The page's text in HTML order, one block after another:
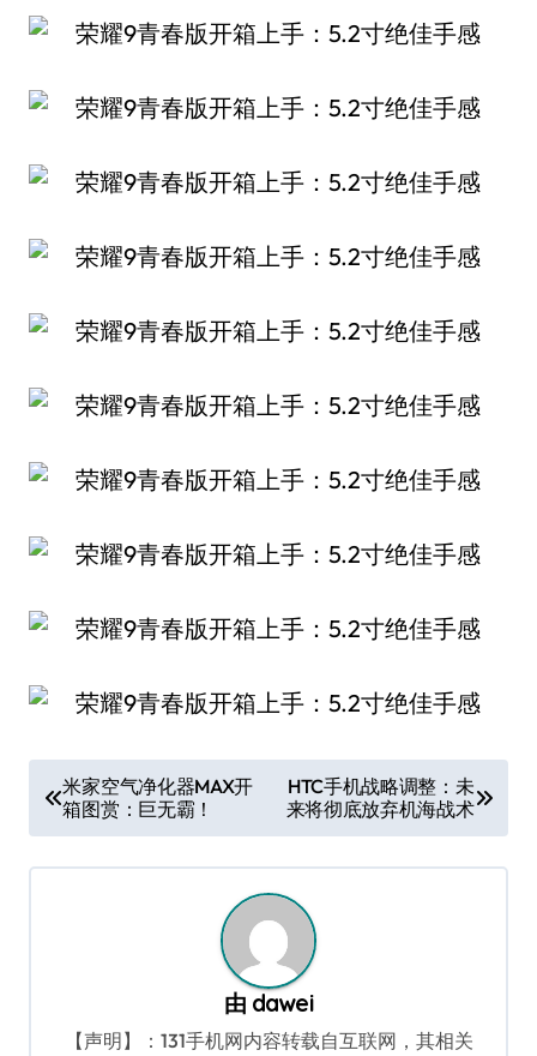
章
导
米家空气净化器MAX开
箱图赏：巨无霸！
HTC手机战略调整：未
来将彻底放弃机海战术
由 dawei
【声明】：131手机网内容转载自互联网，其相关